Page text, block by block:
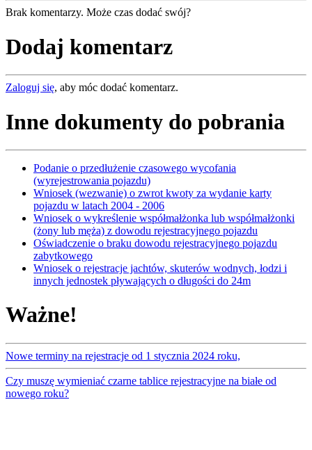
Brak komentarzy. Może czas dodać swój?
Dodaj komentarz
Zaloguj się, aby móc dodać komentarz.
Inne dokumenty do pobrania
Podanie o przedłużenie czasowego wycofania
(wyrejestrowania pojazdu)
Wniosek (wezwanie) o zwrot kwoty za wydanie karty
pojazdu w latach 2004 - 2006
Wniosek o wykreślenie współmałżonka lub współmałżonki
(żony lub męża) z dowodu rejestracyjnego pojazdu
Oświadczenie o braku dowodu rejestracyjnego pojazdu
zabytkowego
Wniosek o rejestracje jachtów, skuterów wodnych, łodzi i
innych jednostek pływających o długości do 24m
Ważne!
Nowe terminy na rejestracje od 1 stycznia 2024 roku,
Czy muszę wymieniać czarne tablice rejestracyjne na białe od
nowego roku?